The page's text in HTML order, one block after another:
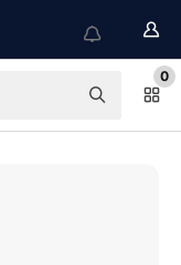
0